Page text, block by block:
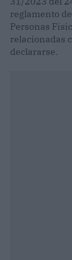
reglamento
Personas
relacionadas
declararse.